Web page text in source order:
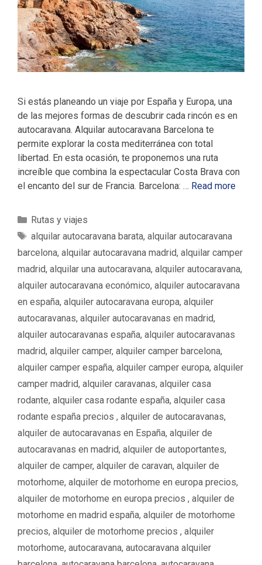
Si estás planeando un viaje por España y Europa, una
de las mejores formas de descubrir cada rincón es en
autocaravana. Alquilar autocaravana Barcelona te
permite explorar la costa mediterránea con total
libertad. En esta ocasión, te proponemos una ruta
increíble que combina la espectacular Costa Brava con
el encanto del sur de Francia. Barcelona: … Read more
C
a
g
o
r
í
a
s
Rutas y viajes
E
t
u
e
t
a
s
alquilar autocaravana barata, alquilar autocaravana
barcelona, alquilar autocaravana madrid, alquilar camper
madrid, alquilar una autocaravana, alquiler autocaravana,
alquiler autocaravana económico, alquiler autocaravana
en españa, alquiler autocaravana europa, alquiler
autocaravanas, alquiler autocaravanas en madrid,
alquiler autocaravanas españa, alquiler autocaravanas
madrid, alquiler camper, alquiler camper barcelona,
alquiler camper españa, alquiler camper europa, alquiler
camper madrid, alquiler caravanas, alquiler casa
rodante, alquiler casa rodante españa, alquiler casa
rodante españa precios ‌‌ , alquiler de autocaravanas,
alquiler de autocaravanas en España, alquiler de
autocaravanas en madrid, alquiler de autoportantes,
alquiler de camper, alquiler de caravan, alquiler de
motorhome, alquiler de motorhome en europa precios,
alquiler de motorhome en europa precios ‌ , alquiler de
motorhome en madrid españa, alquiler de motorhome
precios, alquiler de motorhome precios ‌ , alquiler
motorhome, autocaravana, autocaravana alquiler